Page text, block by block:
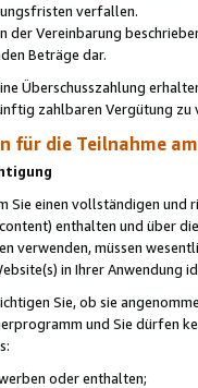
verfallen.
der Vereinbarung
Beträge dar.
Überschusszahlung
zahlbaren Vergütung zu
für die Teilnahme
Sie einen vollständigen
enthalten und über
verwenden, müssen
in Ihrer Anwendung
Sie, ob sie
und Sie dürfen
oder enthalten;